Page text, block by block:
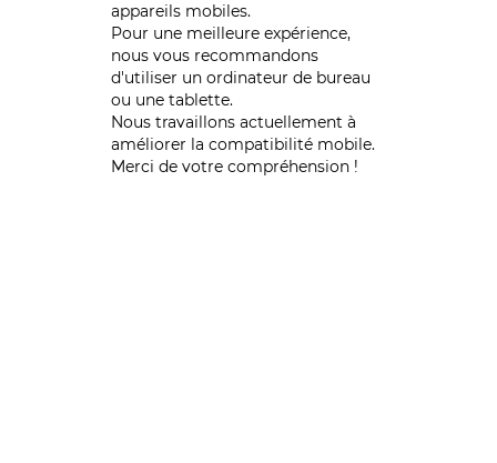
appareils mobiles.
Pour une meilleure expérience,
nous vous recommandons
d'utiliser un ordinateur de bureau
ou une tablette.
Nous travaillons actuellement à
améliorer la compatibilité mobile.
Merci de votre compréhension !